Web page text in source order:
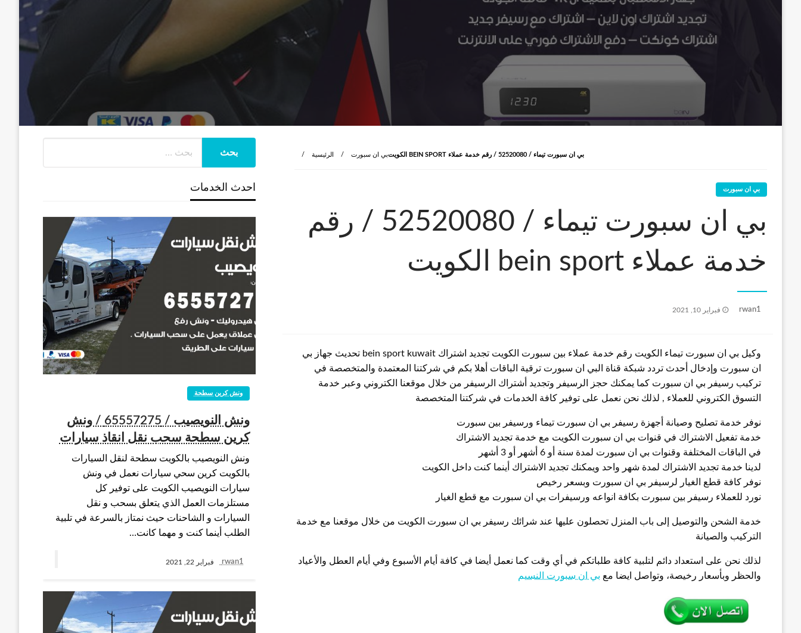
الرئيسية بي ان سبورت بي ان سبورت تيماء / 52520080 / رقم خدمة عملاء BEIN SPORT الكويت
بي ان سبورت
بي ان سبورت تيماء / 52520080 / رقم
خدمة عملاء bein sport الكويت
rwan1
نُشر
فبراير 10, 2021
وكيل بي ان سبورت تيماء الكويت رقم خدمة عملاء بين سبورت الكويت تجديد اشتراك bein sport kuwait تحديث جهاز بي
ان سبورت وإدخال أحدث تردد شبكة قناة البي ان سبورت ترقية الباقات أهلا بكم في شركتنا المعتمدة والمتخصصة في
تركيب رسيفر بي ان سبورت كما يمكنك حجز الرسيفر وتجديد أشتراك الرسيفر من خلال موقعنا الكتروني وعبر خدمة
التسوق الكتروني للعملاء , لذلك نحن نعمل على توفير كافة الخدمات في شركتنا المتخصصة
نوفر خدمة تصليح وصيانة أجهزة رسيفر بي ان سبورت تيماء ورسيفر بين سبورت
خدمة تفعيل الاشتراك في قنوات بي ان سبورت الكويت مع خدمة تجديد الاشتراك
في الباقات المختلفة وقنوات بي ان سبورت لمدة سنة أو 6 أشهر أو 3 أشهر
لدينا خدمة تجديد الاشتراك لمدة شهر واحد ويمكنك تجديد الاشتراك أينما كنت داخل الكويت
نوفر كافة قطع الغيار لرسيفر بي ان سبورت وبسعر رخيص
نورد للعملاء رسيفر بين سبورت بكافة انواعه ورسيفرات بي ان سبورت مع قطع الغيار
خدمة الشحن والتوصيل إلى باب المنزل تحصلون عليها عند شرائك رسيفر بي ان سبورت الكويت من خلال موقعنا مع خدمة
التركيب والصيانة
لذلك نحن على استعداد دائم لتلبية كافة طلباتكم في أي وقت كما نعمل أيضا في كافة أيام الأسبوع وفي أيام العطل والأعياد
والحظر وبأسعار رخيصة، وتواصل ايضا مع بي ان سبورت النسيم
احدث الخدمات
ونش كرين سطحة
ونش النويصيب / 65557275 / ونش
كرين سطحة سحب نقل انقاذ سيارات
ونش النويصيب بالكويت سطحة لنقل السيارات
بالكويت كرين سحي سيارات نعمل في ونش
سيارات النويصيب الكويت على توفير كل
مستلزمات العمل الذي يتعلق بسحب و نقل
السيارات و الشاحنات حيث نمتاز بالسرعة في تلبية
الطلب أينما كنت و مهما كانت…
rwan1 فبراير 22, 2021